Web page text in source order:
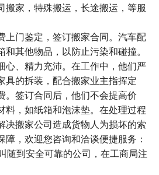
搬家，特殊搬运，长途搬运，等服
上门鉴定，签订搬家合同。汽车配
其他物品，以防止污染和碰撞。
心、精力充沛。在工作中，他们严
具的拆装，配合搬家业主指挥定
。签订合同后，他们不会提高价
料，如纸箱和泡沫垫。在处理过程
决搬家公司造成货物人为损坏的索
，欢迎您咨询和洽谈便捷服务：
随到安全可靠的公司，在工商局注